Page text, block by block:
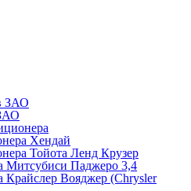
ЗАО
Хендай
Тойота Ленд Крузер
Митсубиси Паджеро 3,4
Крайслер Вояджер (Chrysler